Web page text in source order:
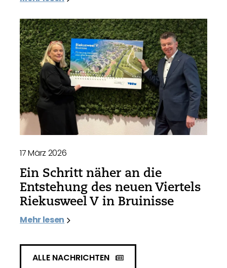
17 März 2026
Ein Schritt näher an die
Entstehung des neuen Viertels
Riekusweel V in Bruinisse
Mehr lesen
ALLE NACHRICHTEN